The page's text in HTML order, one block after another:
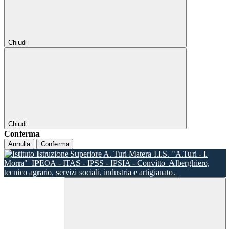
Chiudi
Chiudi
Conferma
Annulla Conferma
I.I.S. "A.Turi - I.
Morra" IPEOA - ITAS - IPSS - IPSIA - Convitto Alberghiero,
tecnico agrario, servizi sociali, industria e artigianato.